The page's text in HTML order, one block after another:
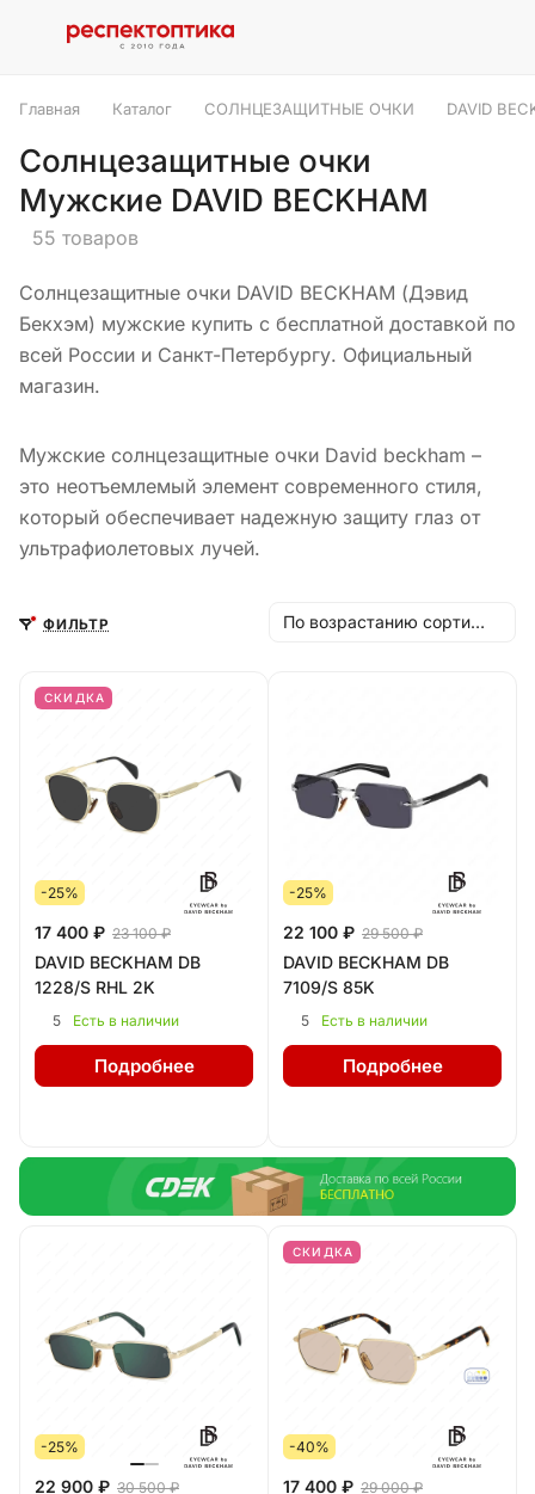
Главная Каталог СОЛНЦЕЗАЩИТНЫЕ ОЧКИ DAVID
Солнцезащитные очки
Мужские DAVID BECKHAM
55 товаров
Солнцезащитные очки DAVID BECKHAM (Дэвид
Бекхэм) мужские купить с бесплатной доставкой по
всей России и Санкт-Петербургу. Официальный
магазин.
Мужские солнцезащитные очки David beckham –
это неотъемлемый элемент современного стиля,
который обеспечивает надежную защиту глаз от
ультрафиолетовых лучей.
ФИЛЬТР По возрастанию сортировки
СКИДКА
-25%
17 400 ₽ 23 100 ₽
DAVID BECKHAM DB
1228/S RHL 2K
5 Есть в наличии
Подробнее
-25%
22 100 ₽ 29 500 ₽
DAVID BECKHAM DB
7109/S 85K
5 Есть в наличии
Подробнее
-25%
22 900 ₽ 30 500 ₽
СКИДКА
-40%
17 400 ₽ 29 000 ₽